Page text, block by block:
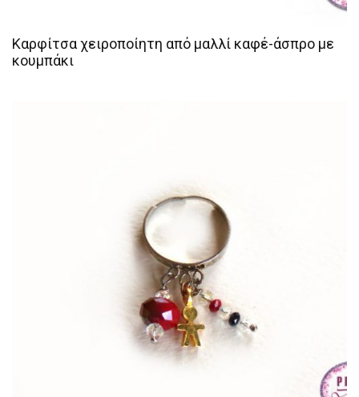
Καρφίτσα χειροποίητη από μαλλί καφέ-άσπρο με
κουμπάκι